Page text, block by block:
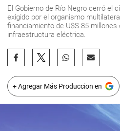
El Gobierno de Río Negro cerró el
exigido por el organismo
financiamiento de U$S 85
infraestructura eléctrica.
+ Agregar Más Produccion en